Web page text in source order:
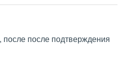
после подтверждения